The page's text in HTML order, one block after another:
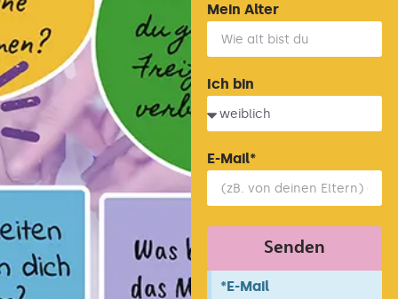
Mein Alter
Ich bin
E-Mail*
Senden
*E-Mail